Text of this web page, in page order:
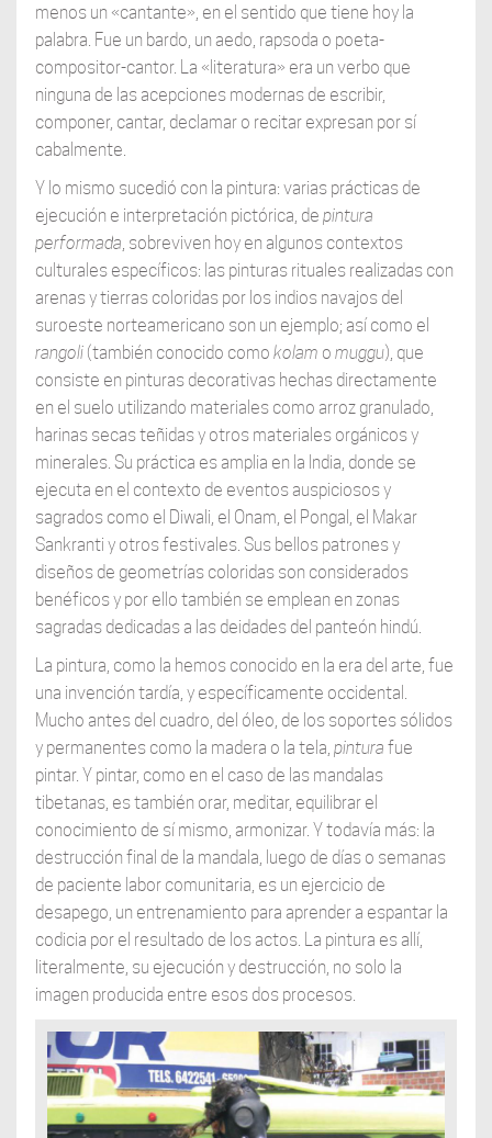
menos un «cantante», en el sentido que tiene hoy la
palabra. Fue un bardo, un aedo, rapsoda o poeta-
compositor-cantor. La «literatura» era un verbo que
ninguna de las acepciones modernas de escribir,
componer, cantar, declamar o recitar expresan por sí
cabalmente.
Y lo mismo sucedió con la pintura: varias prácticas de
ejecución e interpretación pictórica, de pintura
performada , sobreviven hoy en algunos contextos
culturales específicos: las pinturas rituales realizadas con
arenas y tierras coloridas por los indios navajos del
suroeste norteamericano son un ejemplo; así como el
rangoli(también conocido como kolam o muggu), que
consiste en pinturas decorativas hechas directamente
en el suelo utilizando materiales como arroz granulado,
harinas secas teñidas y otros materiales orgánicos y
minerales. Su práctica es amplia en la India, donde se
ejecuta en el contexto de eventos auspiciosos y
sagrados como el Diwali, el Onam, el Pongal, el Makar
Sankranti y otros festivales. Sus bellos patrones y
diseños de geometrías coloridas son considerados
benéficos y por ello también se emplean en zonas
sagradas dedicadas a las deidades del panteón hindú.
La pintura, como la hemos conocido en la era del arte, fue
una invención tardía, y específicamente occidental.
Mucho antes del cuadro, del óleo, de los soportes sólidos
y permanentes como la madera o la tela, pintura fue
pintar. Y pintar, como en el caso de las mandalas
tibetanas, es también orar, meditar, equilibrar el
conocimiento de sí mismo, armonizar. Y todavía más: la
destrucción final de la mandala, luego de días o semanas
de paciente labor comunitaria, es un ejercicio de
desapego, un entrenamiento para aprender a espantar la
codicia por el resultado de los actos. La pintura es allí,
literalmente, su ejecución y destrucción, no solo la
imagen producida entre esos dos procesos.